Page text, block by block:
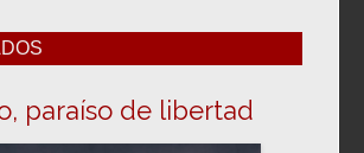
paraíso de libertad